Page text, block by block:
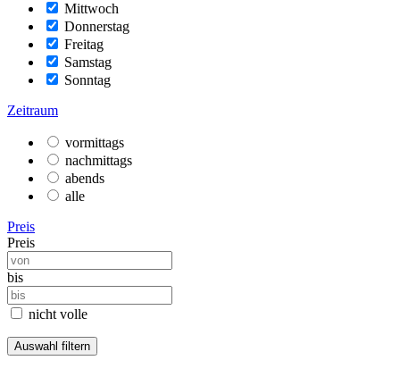
Mittwoch
Donnerstag
Freitag
Samstag
Sonntag
Zeitraum
vormittags
nachmittags
abends
alle
Preis
Preis
bis
nicht volle